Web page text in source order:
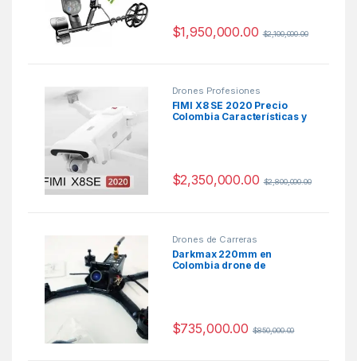
$1,950,000.00 $2,100,000.00
Drones Profesiones
FIMI X8 SE 2020 Precio
Colombia Características y
$2,350,000.00 $2,800,000.00
Drones de Carreras
Darkmax 220mm en
Colombia drone de
$735,000.00 $850,000.00